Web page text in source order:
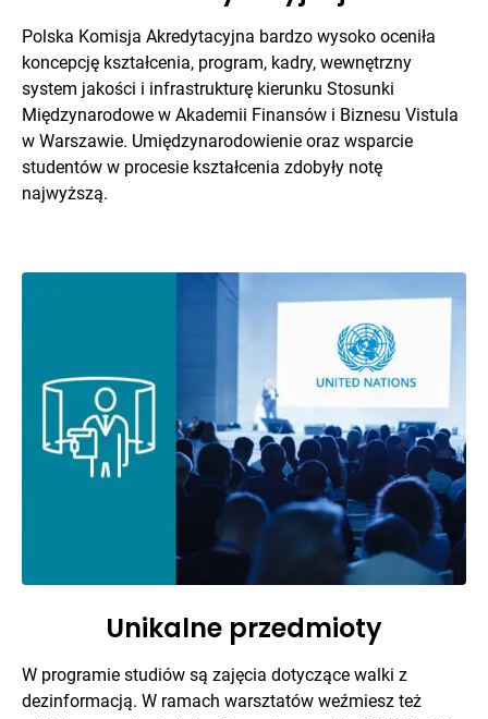
Polska Komisja Akredytacyjna bardzo wysoko oceniła
koncepcję kształcenia, program, kadry, wewnętrzny
system jakości i infrastrukturę kierunku Stosunki
Międzynarodowe w Akademii Finansów i Biznesu Vistula
w Warszawie. Umiędzynarodowienie oraz wsparcie
studentów w procesie kształcenia zdobyły notę
najwyższą.
Unikalne przedmioty
W programie studiów są zajęcia dotyczące walki z
dezinformacją. W ramach warsztatów weźmiesz też